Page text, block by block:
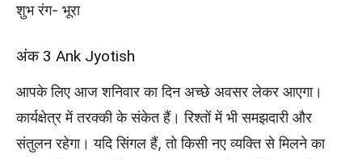
शुभ रंग- भूरा
अंक 3 Ank Jyotish
आपके लिए आज शनिवार का दिन अच्छे अवसर लेकर आएगा।
कार्यक्षेत्र में तरक्की के संकेत हैं। रिश्तों में भी समझदारी और
संतुलन रहेगा। यदि सिंगल हैं, तो किसी नए व्यक्ति से मिलने का